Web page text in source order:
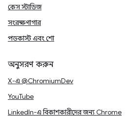
কেস স্টাডিজ
সংরক্ষণাগার
পডকাস্ট এবং শো
অনুসরণ করুন
X-এ @ChromiumDev
YouTube
LinkedIn-এ বিকাশকারীদের জন্য Chrome